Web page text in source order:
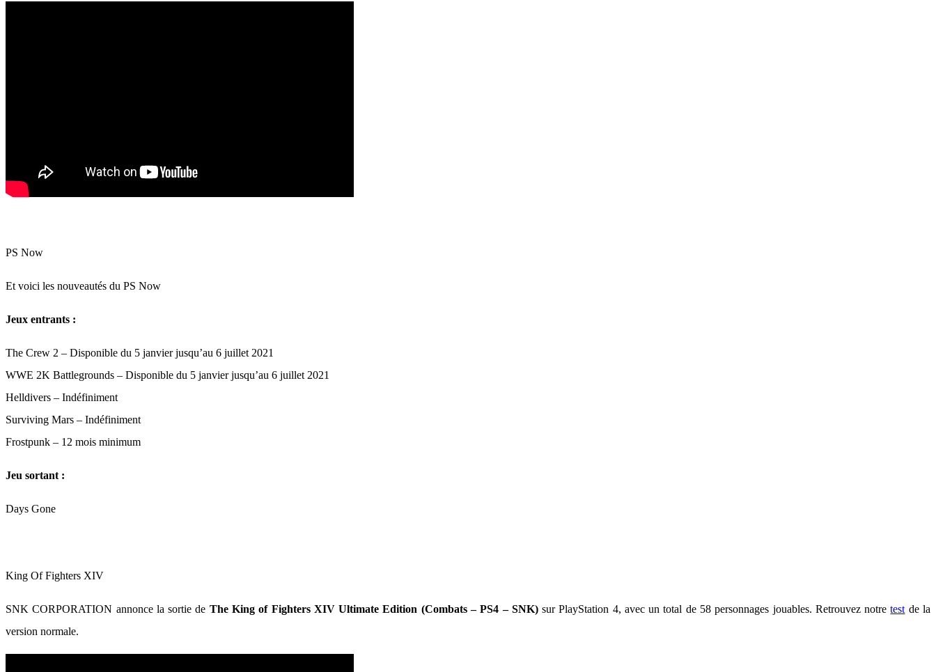
PS Now
Et voici les nouveautés du PS Now
Jeux entrants :
The Crew 2 – Disponible du 5 janvier jusqu’au 6 juillet 2021
WWE 2K Battlegrounds – Disponible du 5 janvier jusqu’au 6 juillet 2021
Helldivers – Indéfiniment
Surviving Mars – Indéfiniment
Frostpunk – 12 mois minimum
Jeu sortant :
Days Gone
King Of Fighters XIV
SNK CORPORATION annonce la sortie de The King of Fighters XIV Ultimate Edition (Combats – PS4 – SNK)sur PlayStation 4, avec un total de 58 personnages jouables. Retrouvez notretest de la
version normale.